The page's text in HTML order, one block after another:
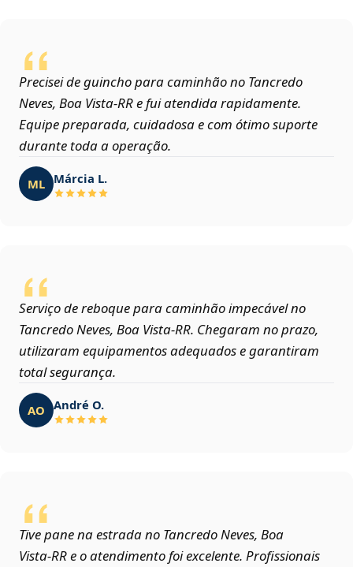
Precisei de guincho para caminhão no Tancredo
Neves, Boa Vista‑RR e fui atendida rapidamente.
Equipe preparada, cuidadosa e com ótimo suporte
durante toda a operação.
ML Márcia L.
Serviço de reboque para caminhão impecável no
Tancredo Neves, Boa Vista‑RR. Chegaram no prazo,
utilizaram equipamentos adequados e garantiram
total segurança.
AO André O.
Tive pane na estrada no Tancredo Neves, Boa
Vista‑RR e o atendimento foi excelente. Profissionais